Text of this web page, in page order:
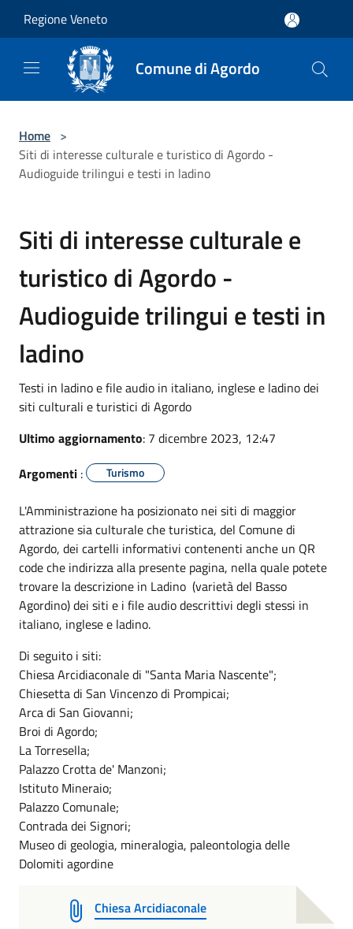
Regione Veneto
Comune di Agordo
Home >
Siti di interesse culturale e turistico di Agordo -
Audioguide trilingui e testi in ladino
Siti di interesse culturale e
turistico di Agordo -
Audioguide trilingui e testi in
ladino
Testi in ladino e file audio in italiano, inglese e ladino dei
siti culturali e turistici di Agordo
Ultimo aggiornamento: 7 dicembre 2023, 12:47
Argomenti : Turismo
L'Amministrazione ha posizionato nei siti di maggior
attrazione sia culturale che turistica, del Comune di
Agordo, dei cartelli informativi contenenti anche un QR
code che indirizza alla presente pagina, nella quale potete
trovare la descrizione in Ladino (varietà del Basso
Agordino) dei siti e i file audio descrittivi degli stessi in
italiano, inglese e ladino.
Di seguito i siti:
Chiesa Arcidiaconale di "Santa Maria Nascente";
Chiesetta di San Vincenzo di Prompicai;
Arca di San Giovanni;
Broi di Agordo;
La Torresella;
Palazzo Crotta de' Manzoni;
Istituto Mineraio;
Palazzo Comunale;
Contrada dei Signori;
Museo di geologia, mineralogia, paleontologia delle
Dolomiti agordine
Chiesa Arcidiaconale